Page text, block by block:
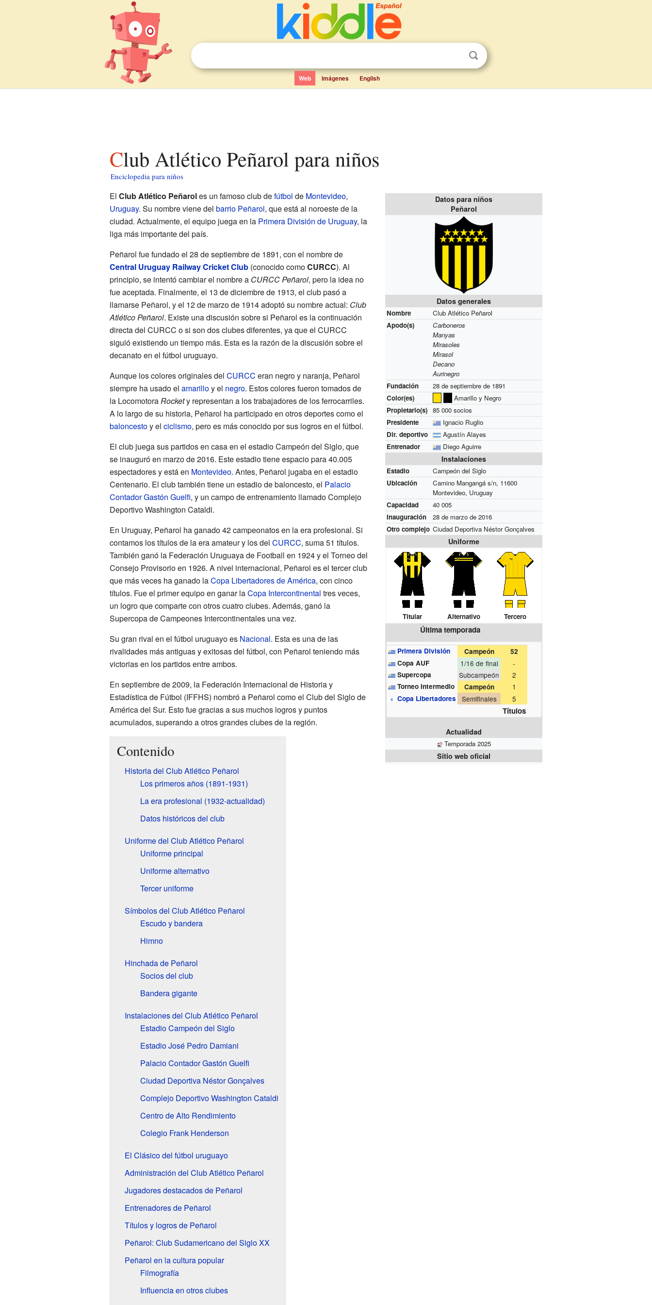
Web Imágenes English
Club Atlético Peñarol para niños
Enciclopedia para niños
Datos para niños
Peñarol
Datos generales
Nombre
Club Atlético Peñarol
Apodo(s)
Carboneros
Manyas
Mirasoles
Mirasol
Decano
Aurinegro
Fundación
28 de septiembre de 1891
Color(es)
Amarillo y Negro
Propietario(s) 85 000 socios
Presidente
Ignacio Ruglio
Dir. deportivo
Agustín Alayes
Entrenador
Diego Aguirre
Instalaciones
Estadio
Campeón del Siglo
Ubicación
Camino Mangangá s/n, 11600
Montevideo, Uruguay
Capacidad
40 005
Inauguración
28 de marzo de 2016
Otro complejo Ciudad Deportiva Néstor Gonçalves
Uniforme
Titular Alternativo Tercero
Última temporada
Primera División Campeón
52
Copa AUF
1/16 de final -
Supercopa Subcampeón 2
Torneo Intermedio Campeón 1
Copa Libertadores Semifinales 5
Títulos
Actualidad
Temporada 2025
Sitio web oficial
El Club Atlético Peñaroles un famoso club defútbol de Montevideo,
Uruguay. Su nombre viene del barrio Peñarol, que está al noroeste de la
ciudad. Actualmente, el equipo juega en la Primera División de Uruguay, la
liga más importante del país.
Peñarol fue fundado el 28 de septiembre de 1891, con el nombre de
Central Uruguay Railway Cricket Club(conocido comoCURCC). Al
principio, se intentó cambiar el nombre a CURCC Peñarol, pero la idea no
fue aceptada. Finalmente, el 13 de diciembre de 1913, el club pasó a
llamarse Peñarol, y el 12 de marzo de 1914 adoptó su nombre actual: Club
Atlético Peñarol. Existe una discusión sobre si Peñarol es la continuación
directa del CURCC o si son dos clubes diferentes, ya que el CURCC
siguió existiendo un tiempo más. Esta es la razón de la discusión sobre el
decanato en el fútbol uruguayo.
Aunque los colores originales del CURCC eran negro y naranja, Peñarol
siempre ha usado el amarilloy el negro. Estos colores fueron tomados de
la LocomotoraRockety representan a los trabajadores de los ferrocarriles.
A lo largo de su historia, Peñarol ha participado en otros deportes como el
baloncestoy el ciclismo, pero es más conocido por sus logros en el fútbol.
El club juega sus partidos en casa en el estadio Campeón del Siglo, que
se inauguró en marzo de 2016. Este estadio tiene espacio para 40.005
espectadores y está en Montevideo. Antes, Peñarol jugaba en el estadio
Centenario. El club también tiene un estadio de baloncesto, el Palacio
Contador Gastón Guelfi, y un campo de entrenamiento llamado Complejo
Deportivo Washington Cataldi.
En Uruguay, Peñarol ha ganado 42 campeonatos en la era profesional. Si
contamos los títulos de la era amateur y los del CURCC, suma 51 títulos.
También ganó la Federación Uruguaya de Football en 1924 y el Torneo del
Consejo Provisorio en 1926. A nivel internacional, Peñarol es el tercer club
que más veces ha ganado laCopa Libertadores de América, con cinco
títulos. Fue el primer equipo en ganar laCopa Intercontinental tres veces,
un logro que comparte con otros cuatro clubes. Además, ganó la
Supercopa de Campeones Intercontinentales una vez.
Su gran rival en el fútbol uruguayo es Nacional. Esta es una de las
rivalidades más antiguas y exitosas del fútbol, con Peñarol teniendo más
victorias en los partidos entre ambos.
En septiembre de 2009, la Federación Internacional de Historia y
Estadística de Fútbol (IFFHS) nombró a Peñarol como el Club del Siglo de
América del Sur. Esto fue gracias a sus muchos logros y puntos
acumulados, superando a otros grandes clubes de la región.
Contenido
Historia del Club Atlético Peñarol
Los primeros años (1891-1931)
La era profesional (1932-actualidad)
Datos históricos del club
Uniforme del Club Atlético Peñarol
Uniforme principal
Uniforme alternativo
Tercer uniforme
Símbolos del Club Atlético Peñarol
Escudo y bandera
Himno
Hinchada de Peñarol
Socios del club
Bandera gigante
Instalaciones del Club Atlético Peñarol
Estadio Campeón del Siglo
Estadio José Pedro Damiani
Palacio Contador Gastón Guelfi
Ciudad Deportiva Néstor Gonçalves
Complejo Deportivo Washington Cataldi
Centro de Alto Rendimiento
Colegio Frank Henderson
El Clásico del fútbol uruguayo
Administración del Club Atlético Peñarol
Jugadores destacados de Peñarol
Entrenadores de Peñarol
Títulos y logros de Peñarol
Peñarol: Club Sudamericano del Siglo XX
Peñarol en la cultura popular
Filmografía
Influencia en otros clubes